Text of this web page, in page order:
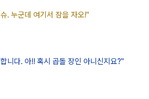
. 누군데 여기서 잠을 자오!"
니다. 아!! 혹시 곱돌 장인 아니신지요?"